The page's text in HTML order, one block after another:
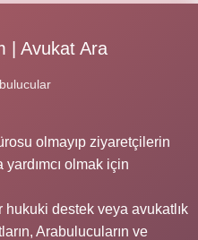
| Avukat Ara
olmayıp ziyaretçilerin
olmak için
destek veya avukatlık
Arabulucuların ve